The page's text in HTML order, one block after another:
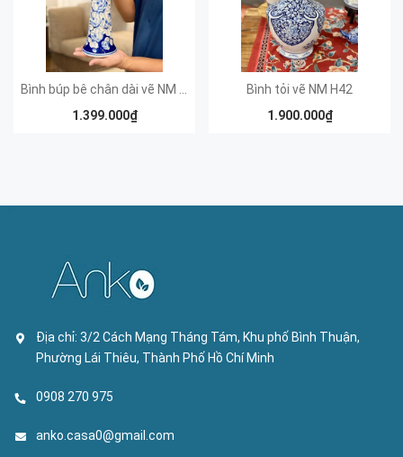
1.399.000₫
Bình tỏi vẽ NM H42
1.900.000₫
Địa chỉ: 3/2 Cách Mạng Tháng Tám, Khu phố Bình Thuận,
Phường Lái Thiêu, Thành Phố Hồ Chí Minh
0908 270 975
anko.casa0@gmail.com